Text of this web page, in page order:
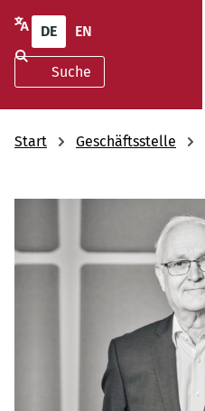
DE EN
Start Geschäftsstelle